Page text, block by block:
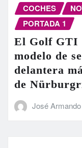
COCHES
PORTADA 1
El Golf GTI
modelo de
delantera
de
José